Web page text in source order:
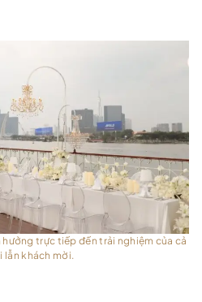
hưởng trực tiếp đến trải nghiệm của cả
lẫn khách mời.